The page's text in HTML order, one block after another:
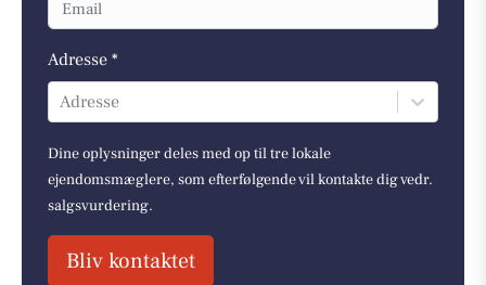
Adresse *
Adresse
Dine oplysninger deles med op til tre lokale
ejendomsmæglere, som efterfølgende vil kontakte dig vedr.
salgsvurdering.
Bliv kontaktet